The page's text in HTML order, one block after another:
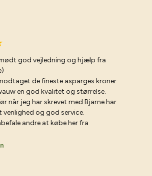
god vejledning og hjælp fra
de fineste asparges kroner
en god kvalitet og størrelse.
når jeg har skrevet med Bjarne har
og god service.
andre at købe her fra